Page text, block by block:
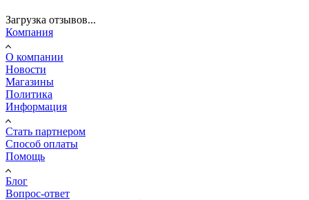
Загрузка отзывов...
Компания
О компании
Новости
Магазины
Политика
Информация
Стать партнером
Способ оплаты
Помощь
Блог
Вопрос-ответ